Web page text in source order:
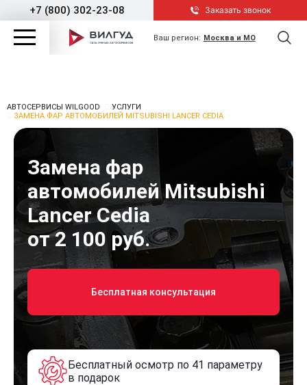
+7 (800) 302-23-08 Заказать звонок
Ваш регион: Москва и МО
АВТОСЕРВИСЫ WILGOOD
УСЛУГИ
ЗАМЕНА ФАР АВТОМОБИЛЕЙ MITSUBISHI LANCER CEDIA
Замена фар
автомобилей Mitsubishi
Lancer Cedia
от 2 100 руб.
Бесплатная консультация
Бесплатный осмотр по 41 параметру
в подарок